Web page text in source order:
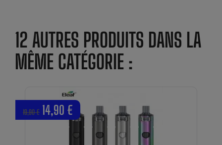
12 AUTRES PRODUITS DANS LA
MÊME CATÉGORIE :
19,90 € 14,90 €